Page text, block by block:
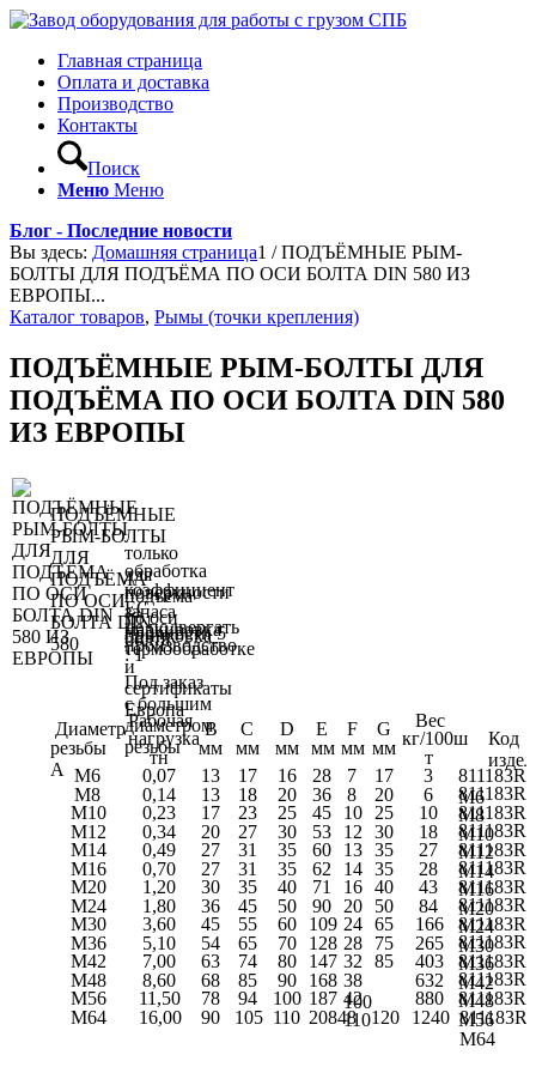
Главная страница
Оплата и доставка
Производство
Контакты
Поиск
Меню Меню
Блог - Последние новости
Вы здесь: Домашняя страница1 / ПОДЪЁМНЫЕ РЫМ-
БОЛТЫ ДЛЯ ПОДЪЁМА ПО ОСИ БОЛТА DIN 580 ИЗ
ЕВРОПЫ...
Каталог товаров, Рымы (точки крепления)
ПОДЪЁМНЫЕ РЫМ-БОЛТЫ ДЛЯ
ПОДЪЁМА ПО ОСИ БОЛТА DIN 580
ИЗ ЕВРОПЫ
ПОДЪЁМНЫЕ
РЫМ-БОЛТЫ
ДЛЯ
ПОДЪЁМА
ПО ОСИ
БОЛТА DIN
580
только
для
подъёма
по оси
болта
обработка
поверхности
—
оцинковка
коэффициент
запаса
прочности 5
: 1
ЕС
маркировка
не подвергать
термообработке
производство
и
сертификаты
Европа
Под заказ
с большим
диаметром
резьбы
Диаметр
резьбы
А
Рабочая
нагрузка
тн
В
мм
С
мм
D
мм
Е
мм
F
мм
G
мм
Вес
кг/100ш
т
Код
М6 0,07 13 17 16 28 7 17 3
M6
М8 0,14 13 18 20 36 8 20 6
M8
М10 0,23 17 23 25 45 10 25 10
M10
М12 0,34 20 27 30 53 12 30 18
M12
М14 0,49 27 31 35 60 13 35 27
M14
М16 0,70 27 31 35 62 14 35 28
M16
М20 1,20 30 35 40 71 16 40 43
M20
М24 1,80 36 45 50 90 20 50 84
M24
М30 3,60 45 55 60 109 24 65 166
M30
М36 5,10 54 65 70 128 28 75 265
M36
М42 7,00 63 74 80 147 32 85 403
M42
М48 8,60 68 85 90 168 38
100
632
M48
М56 11,50 78 94 100 187 42
110
880
M56
М64 16,00 90 105 110 20848 120 1240
M64